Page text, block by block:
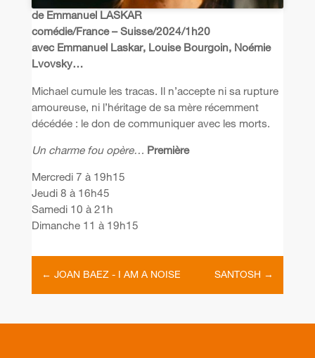
de Emmanuel LASKAR
comédie/France – Suisse/2024/1h20
avec Emmanuel Laskar, Louise Bourgoin, Noémie
Lvovsky…
Michael cumule les tracas. Il n’accepte ni sa rupture
amoureuse, ni l’héritage de sa mère récemment
décédée : le don de communiquer avec les morts.
Un charme fou opère… Première
Mercredi 7 à 19h15
Jeudi 8 à 16h45
Samedi 10 à 21h
Dimanche 11 à 19h15
← JOAN BAEZ - I AM A NOISE SANTOSH →